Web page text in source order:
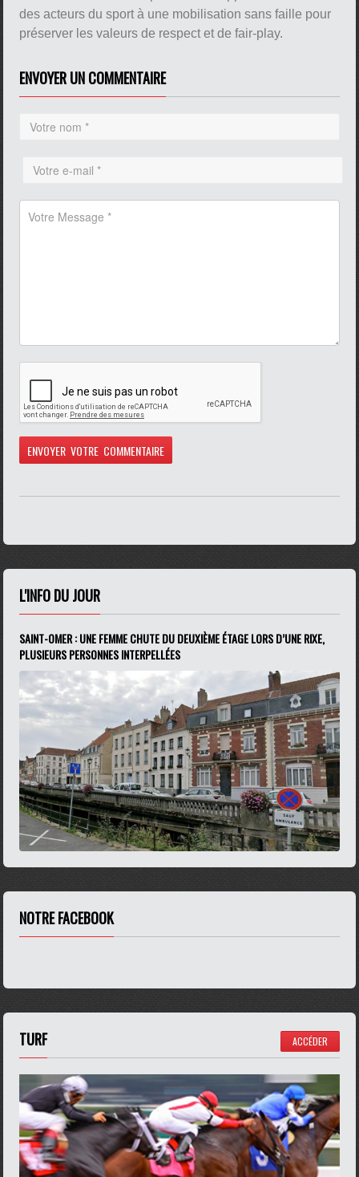
des acteurs du sport à une mobilisation sans faille pour
préserver les valeurs de respect et de fair-play.
ENVOYER UN COMMENTAIRE
L'INFO DU JOUR
SAINT-OMER : UNE FEMME CHUTE DU DEUXIÈME ÉTAGE LORS D’UNE RIXE,
PLUSIEURS PERSONNES INTERPELLÉES
NOTRE FACEBOOK
TURF ACCÉDER